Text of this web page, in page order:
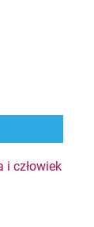
i człowiek